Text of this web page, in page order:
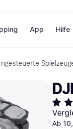
in 3
in bis zu 30
Shops
eBay
Temu
SHEIN
App Hilfe
Ab